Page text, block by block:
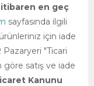
itibaren en geç
sayfasında ilgili
için iade
"Ticari
satış ve iade
Kanunu